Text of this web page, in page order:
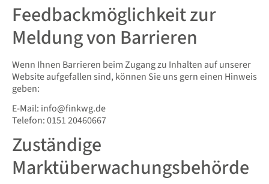
Feedbackmöglichkeit zur
Meldung von Barrieren
Wenn Ihnen Barrieren beim Zugang zu Inhalten auf unserer
Website aufgefallen sind, können Sie uns gern einen Hinweis
geben:
E-Mail: info@finkwg.de
Telefon: 0151 20460667
Zuständige
Marktüberwachungsbehörde